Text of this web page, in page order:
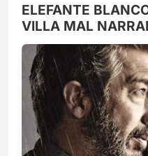
ELEFANTE
VILLA MAL